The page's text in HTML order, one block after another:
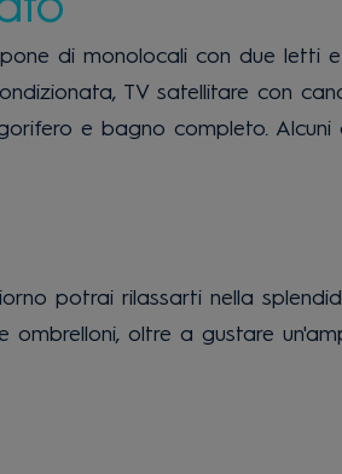
di monolocali con due letti
TV satellitare con
e bagno completo. Alcuni
potrai rilassarti nella
ombrelloni, oltre a gustare